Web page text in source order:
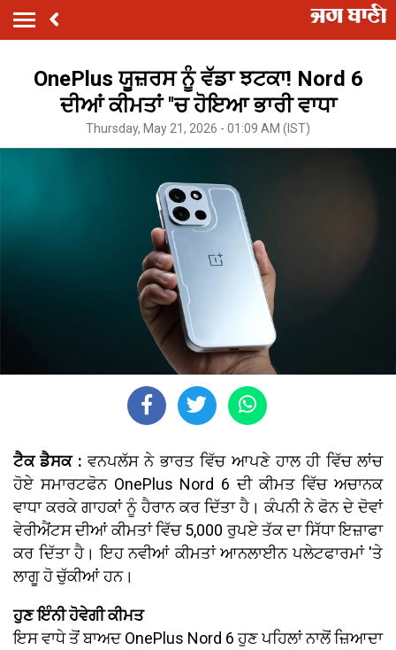
OnePlus ਯੂਜ਼ਰਸ ਨੂੰ ਵੱਡਾ ਝਟਕਾ! Nord 6
ਦੀਆਂ ਕੀਮਤਾਂ ''ਚ ਹੋਇਆ ਭਾਰੀ ਵਾਧਾ
Thursday, May 21, 2026 - 01:09 AM (IST)
ਟੈਕ ਡੈਸਕ :ਵਨਪਲੱਸ ਨੇ ਭਾਰਤ ਵਿੱਚ ਆਪਣੇ ਹਾਲ ਹੀ ਵਿੱਚ ਲਾਂਚ
ਹੋਏ ਸਮਾਰਟਫੋਨ OnePlus Nord 6 ਦੀ ਕੀਮਤ ਵਿੱਚ ਅਚਾਨਕ
ਵਾਧਾ ਕਰਕੇ ਗਾਹਕਾਂ ਨੂੰ ਹੈਰਾਨ ਕਰ ਦਿੱਤਾ ਹੈ। ਕੰਪਨੀ ਨੇ ਫੋਨ ਦੇ ਦੋਵਾਂ
ਵੇਰੀਐਂਟਸ ਦੀਆਂ ਕੀਮਤਾਂ ਵਿੱਚ 5,000 ਰੁਪਏ ਤੱਕ ਦਾ ਸਿੱਧਾ ਇਜ਼ਾਫਾ
ਕਰ ਦਿੱਤਾ ਹੈ। ਇਹ ਨਵੀਆਂ ਕੀਮਤਾਂ ਆਨਲਾਈਨ ਪਲੇਟਫਾਰਮਾਂ 'ਤੇ
ਲਾਗੂ ਹੋ ਚੁੱਕੀਆਂ ਹਨ।
ਹੁਣ ਇੰਨੀ ਹੋਵੇਗੀ ਕੀਮਤ
ਇਸ ਵਾਧੇ ਤੋਂ ਬਾਅਦ OnePlus Nord 6 ਹੁਣ ਪਹਿਲਾਂ ਨਾਲੋਂ ਜ਼ਿਆਦਾ